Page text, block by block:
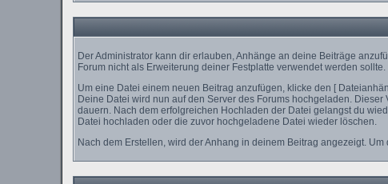
Der Administrator kann dir erlauben, Anhänge an deine Beiträge
Forum nicht als Erweiterung deiner Festplatte verwendet werden sollte.
Um eine Datei einem neuen Beitrag anzufügen, klicke den [
Deine Datei wird nun auf den Server des Forums hochgeladen.
dauern. Nach dem erfolgreichen Hochladen der Datei gelangst du
Datei hochladen oder die zuvor hochgeladene Datei wieder löschen.
Nach dem Erstellen, wird der Anhang in deinem Beitrag angezeigt.